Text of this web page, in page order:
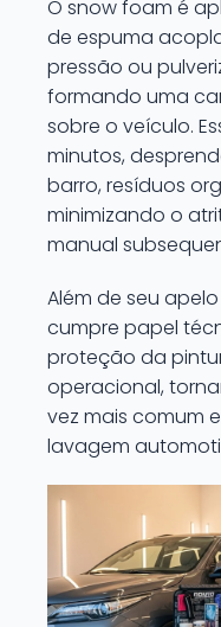
O snow foam é
de espuma
pressão ou
formando uma
sobre o veículo.
minutos,
barro, resíduos
minimizando o
manual
Além de seu
cumpre papel
proteção da
operacional,
vez mais comum
lavagem